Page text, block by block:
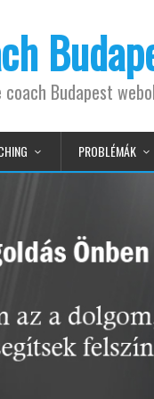
Budapest
PROBLÉMÁK